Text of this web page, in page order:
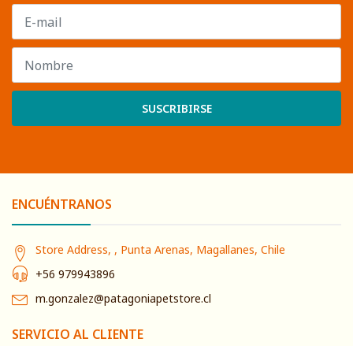
SUSCRIBIRSE
ENCUÉNTRANOS
Store Address, , Punta Arenas, Magallanes, Chile
+56 979943896
m.gonzalez@patagoniapetstore.cl
SERVICIO AL CLIENTE